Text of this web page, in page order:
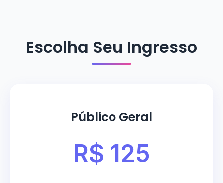
Escolha Seu Ingresso
Público Geral
R$ 125